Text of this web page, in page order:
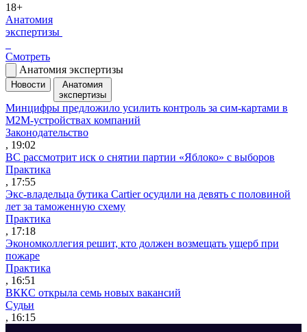
18+
Анатомия
экспертизы
Смотреть
Анатомия экспертизы
Новости
Анатомия
экспертизы
Минцифры предложило усилить контроль за сим-картами в
M2M-устройствах компаний
Законодательство
, 19:02
ВС рассмотрит иск о снятии партии «Яблоко» с выборов
Практика
, 17:55
Экс-владельца бутика Cartier осудили на девять с половиной
лет за таможенную схему
Практика
, 17:18
Экономколлегия решит, кто должен возмещать ущерб при
пожаре
Практика
, 16:51
ВККС открыла семь новых вакансий
Судьи
, 16:15